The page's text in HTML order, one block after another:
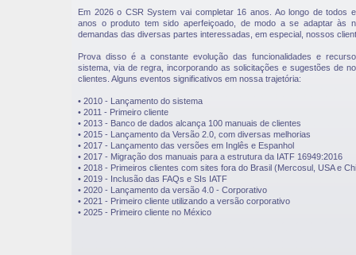
Em 2026 o CSR System vai completar 16 anos. Ao longo de todos
anos o produto tem sido aperfeiçoado, de modo a se adaptar às
demandas das diversas partes interessadas, em especial, nossos
Prova disso é a constante evolução das funcionalidades e
sistema, via de regra, incorporando as solicitações e sugestões de
clientes. Alguns eventos significativos em nossa trajetória:
• 2010 - Lançamento do sistema
• 2011 - Primeiro cliente
• 2013 - Banco de dados alcança 100 manuais de clientes
• 2015 - Lançamento da Versão 2.0, com diversas melhorias
• 2017 - Lançamento das versões em Inglês e Espanhol
• 2017 - Migração dos manuais para a estrutura da IATF 16949:2016
• 2018 - Primeiros clientes com sites fora do Brasil (Mercosul, USA e
• 2019 - Inclusão das FAQs e SIs IATF
• 2020 - Lançamento da versão 4.0 - Corporativo
• 2021 - Primeiro cliente utilizando a versão corporativo
• 2025 - Primeiro cliente no México